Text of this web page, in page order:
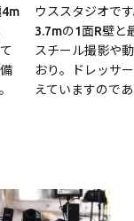
ウススタジオで
3.7mの1面R壁と
スチール撮影や
おり。ドレッサ
えていますので